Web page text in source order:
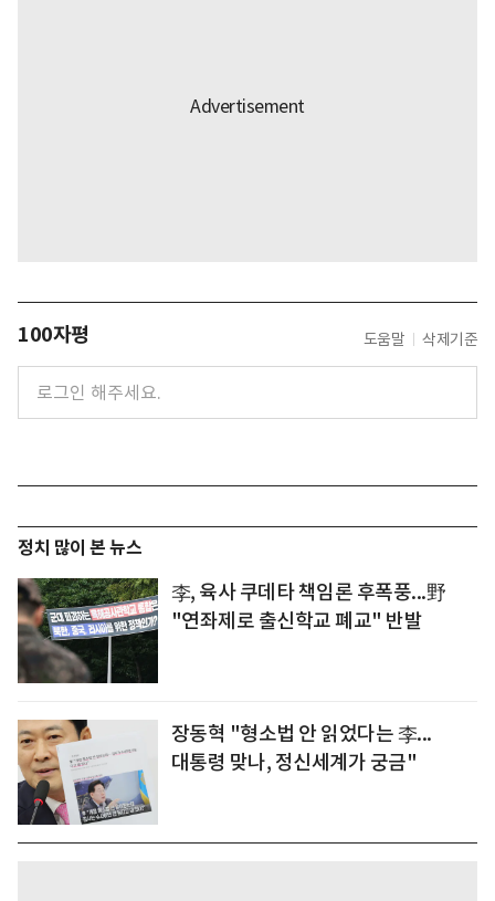
100자평 도움말 삭제기준
정치 많이 본 뉴스
李, 육사 쿠데타 책임론 후폭풍...野
"연좌제로 출신학교 폐교" 반발
장동혁 "형소법 안 읽었다는 李...
대통령 맞나, 정신세계가 궁금"